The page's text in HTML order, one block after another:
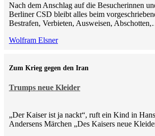
Nach dem Anschlag auf die Besucherinnen
Berliner CSD bleibt alles beim
Bestrafen, Verbieten, Ausweisen,
Wolfram Elsner
Trumps neue Kleider
Zum Krieg gegen den Iran
„Der Kaiser ist ja nackt“, ruft ein Kind in
Andersens Märchen „Des Kaisers neue